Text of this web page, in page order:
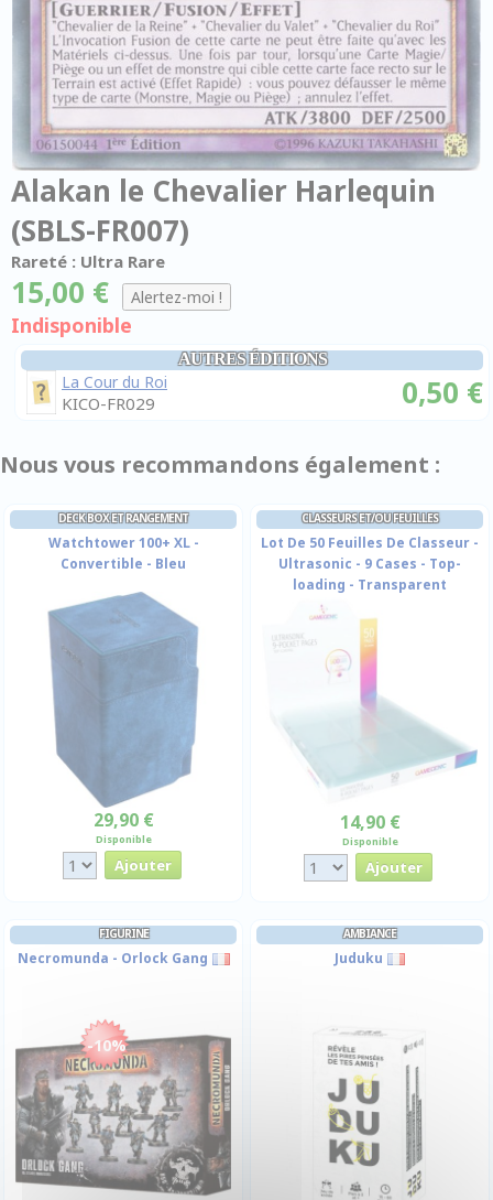
Alakan le Chevalier Harlequin
(SBLS-FR007)
Rareté : Ultra Rare
15,00 €
Indisponible
AUTRES ÉDITIONS
La Cour du Roi
KICO-FR029 0,50 €
Nous vous recommandons également :
DECK BOX ET RANGEMENT
Watchtower 100+ XL -
Convertible - Bleu
29,90 €
Disponible
CLASSEURS ET/OU FEUILLES
Lot De 50 Feuilles De Classeur -
Ultrasonic - 9 Cases - Top-
loading - Transparent
14,90 €
Disponible
FIGURINE
Necromunda - Orlock Gang
-10%
AMBIANCE
Juduku